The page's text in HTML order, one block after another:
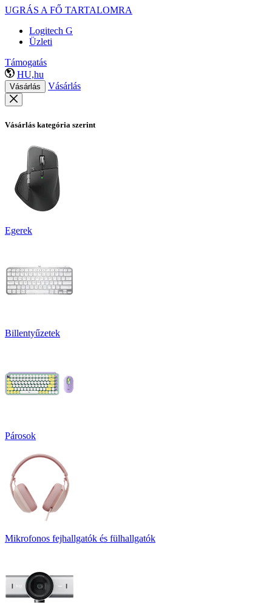
UGRÁS A FŐ TARTALOMRA
Logitech G
Üzleti
Támogatás
HU,hu
Vásárlás Vásárlás
Vásárlás kategória szerint
Egerek
Billentyűzetek
Párosok
Mikrofonos fejhallgatók és fülhallgatók